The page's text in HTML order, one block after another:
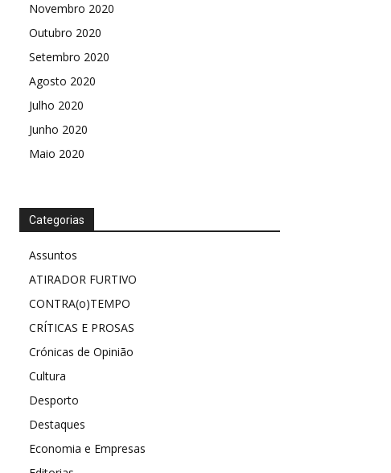
Novembro 2020
Outubro 2020
Setembro 2020
Agosto 2020
Julho 2020
Junho 2020
Maio 2020
Categorias
Assuntos
ATIRADOR FURTIVO
CONTRA(o)TEMPO
CRÍTICAS E PROSAS
Crónicas de Opinião
Cultura
Desporto
Destaques
Economia e Empresas